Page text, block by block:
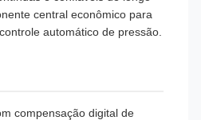
central econômico para
automático de pressão.
compensação digital de